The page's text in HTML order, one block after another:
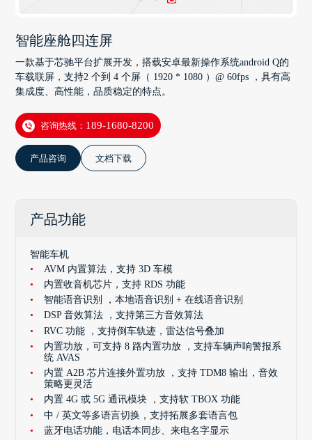
智能座舱四连屏
一款基于芯驰平台扩展开发，搭载安卓最新操作系统android Q的
车载联屏，支持2 个到 4 个屏（ 1920 * 1080 ）@ 60fps ，具有高
集成度、高性能，品质稳定的特点。
咨询热线： 189-1680-8200
产品咨询 文档下载
产品功能
智能车机
AVM 内置算法，支持 3D 车模
内置收音机芯片，支持 RDS 功能
智能语音识别 ，本地语音识别 + 在线语音识别
DSP 音效算法 ，支持第三方音效算法
RVC 功能 ，支持倒车轨迹，雷达信号叠加
内置功放，可支持 8 路内置功放 ，支持车辆声响警报系
统 AVAS
内置 A2B 芯片连接外置功放 ，支持 TDM8 输出，音效
策略更灵活
内置 4G 或 5G 通讯模块 ，支持软 TBOX 功能
中 / 英文等多语言切换，支持拓展多套语言包
蓝牙电话功能，电话本同步、来电名字显示